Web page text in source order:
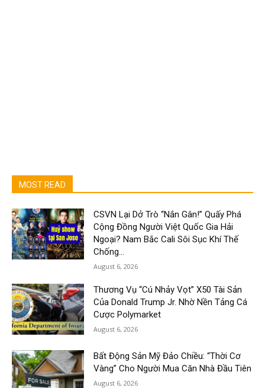
MOST READ
CSVN Lại Dở Trò “Nắn Gân!” Quấy Phá
Cộng Đồng Người Việt Quốc Gia Hải
Ngoại? Nam Bắc Cali Sôi Sục Khí Thế
Chống...
August 6, 2026
Thương Vụ “Cú Nhảy Vọt” X50 Tài Sản
Của Donald Trump Jr. Nhờ Nền Tảng Cá
Cược Polymarket
August 6, 2026
Bất Động Sản Mỹ Đảo Chiều: “Thời Cơ
Vàng” Cho Người Mua Căn Nhà Đầu Tiên
August 6, 2026